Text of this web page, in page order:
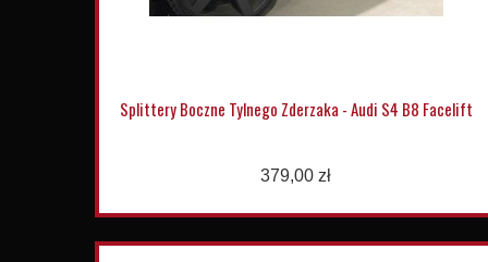
Splittery Boczne Tylnego Zderzaka - Audi S4 B8 Facelift
379,00 zł